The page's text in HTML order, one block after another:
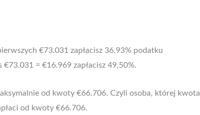
€73.031 zapłacisz 36,93% podatku
= €16.969 zapłacisz 49,50%.
od kwoty €66.706. Czyli osoba, której kwota
od kwoty €66.706.